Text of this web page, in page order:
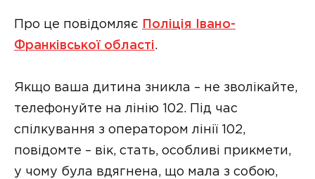
Про це повідомляє
Поліція Івано-
Франківської області.
Якщо ваша дитина зникла – не зволікайте,
телефонуйте на лінію 102. Під час
спілкування з оператором лінії 102,
повідомте – вік, стать, особливі прикмети,
у чому була вдягнена, що мала з собою,